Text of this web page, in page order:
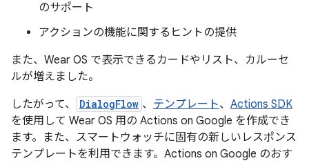
のサポート
アクションの機能に関するヒントの提供
また、Wear OS で表示できるカードやリスト、カルーセ
ルが増えました。
したがって、
DialogFlow 、 テンプレート、 Actions SDK
を使用して Wear OS 用の Actions on Google を作成でき
ます。また、スマートウォッチに固有の新しいレスポンス
テンプレートを利用できます。Actions on Google のおす